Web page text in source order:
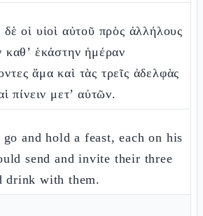
οἱ υἱοὶ αὐτοῦ πρὸς ἀλλήλους
καθ’ ἑκάστην ἡμέραν
ἅμα καὶ τὰς τρεῖς ἀδελφὰς
πίνειν μετ’ αὐτῶν.
and hold a feast, each on his
send and invite their three
drink with them.